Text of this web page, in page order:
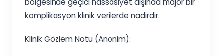
bölgesinde geçici hassasiyet dışında majör bir
komplikasyon klinik verilerde nadirdir.
Klinik Gözlem Notu (Anonim):